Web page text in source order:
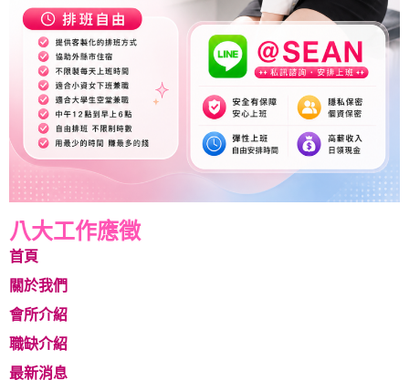
八大工作應徵
首頁
關於我們
會所介紹
職缺介紹
最新消息